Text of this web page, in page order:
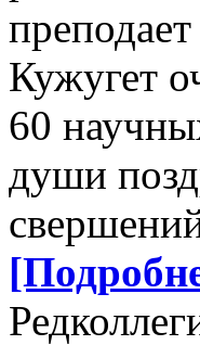
Кужугет
60
души